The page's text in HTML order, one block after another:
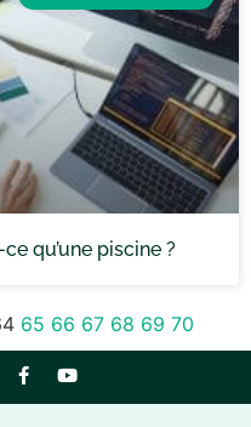
qu’une piscine ?
65 66 67 68 69 70